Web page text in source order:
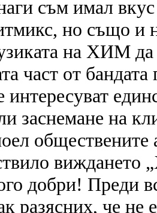
съм имал
но също и
на ХИМ да
част от
интересуват
заснемане на
добри! Преди
разясних, че не